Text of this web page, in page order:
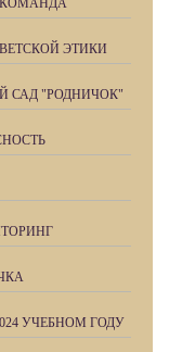
КОМАНДА
ЭТИКИ
САД "РОДНИЧОК"
УЧЕБНОМ ГОДУ